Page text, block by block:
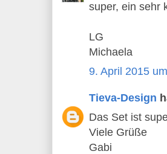
super, ein sehr
LG
Michaela
9. April 2015
Tieva-Design
Das Set ist
Viele Grüße
Gabi